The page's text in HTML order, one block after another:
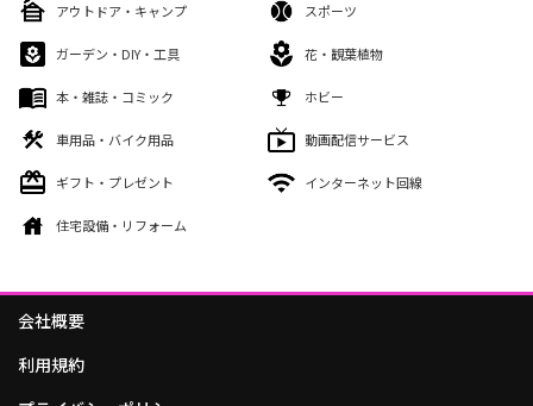
アウトドア・キャンプ スポーツ
ガーデン・DIY・工具 花・観葉植物
本・雑誌・コミック ホビー
車用品・バイク用品 動画配信サービス
ギフト・プレゼント インターネット回線
住宅設備・リフォーム
会社概要
利用規約